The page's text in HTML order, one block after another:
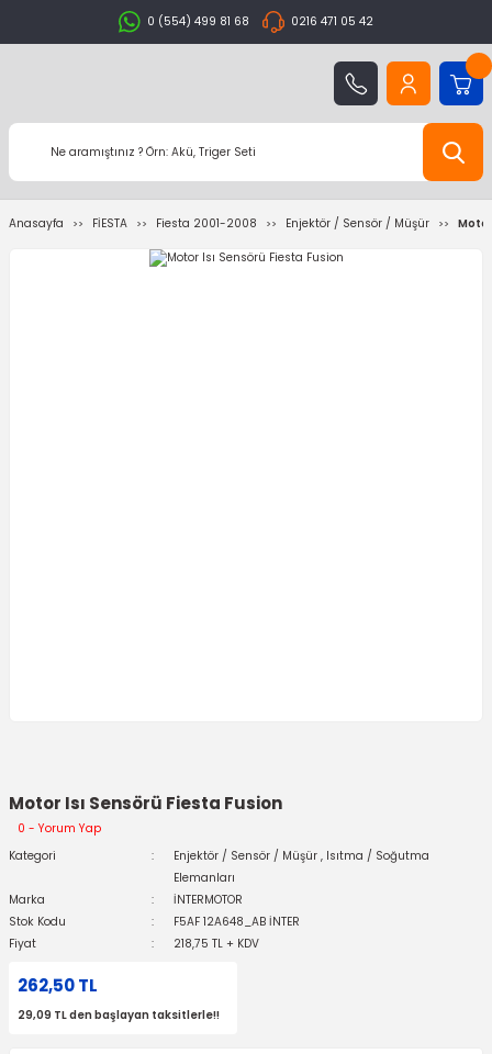
0 (554) 499 81 68 0216 471 05 42
Anasayfa FİESTA Fiesta 2001-2008 Enjektör / Sensör / Müşür
Motor Isı Sensörü Fiesta Fusion
0 - Yorum Yap
Kategori
Enjektör / Sensör / Müşür , Isıtma / Soğutma
Elemanları
Marka
İNTERMOTOR
Stok Kodu
F5AF 12A648_AB İNTER
Fiyat
218,75 TL + KDV
262,50 TL
29,09 TL den başlayan taksitlerle!!